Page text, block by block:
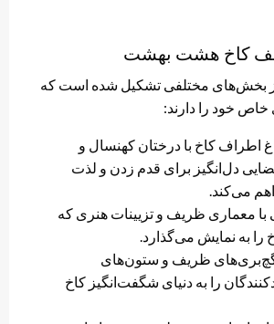
کاخ هشت بهشت
بخش‌های مختلفی تشکیل شده است که
خود را دارند:
اطراف کاخ با درختان کهنسال و
دل‌انگیز برای قدم زدن و لذت
می‌کند.
با معماری ظریف و تزیینات هنری که
به نمایش می‌گذارد.
گچ‌بری‌های ظریف و ستون‌های
را به دنیای شگفت‌انگیز کاخ